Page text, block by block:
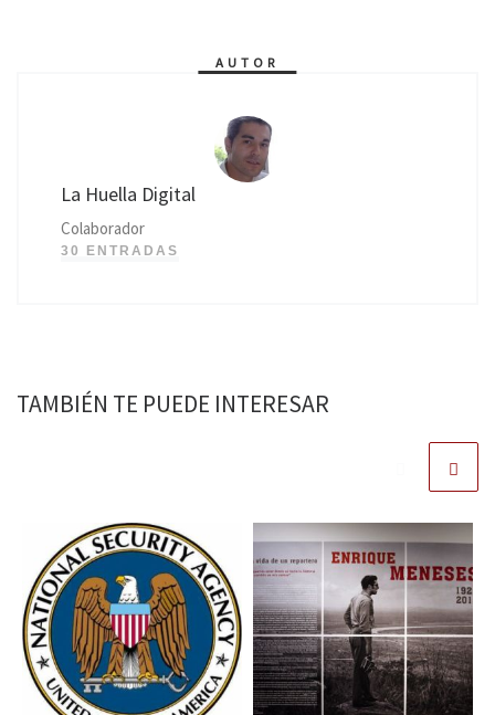
AUTOR
La Huella Digital
Colaborador
30 ENTRADAS
TAMBIÉN TE PUEDE INTERESAR